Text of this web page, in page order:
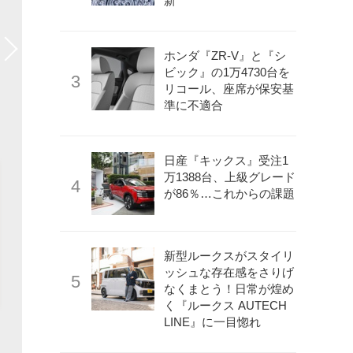
ホンダ『ZR-V』と『シ
ビック』の1万4730台を
リコール、座席が保安基
準に不適合
日産『キックス』受注1
万1388台、上級グレード
が86％…これからの課題
新型ルークスがスタイリ
ッシュな存在感をさりげ
なくまとう！日常が煌め
く『ルークス AUTECH
LINE』に一目惚れ